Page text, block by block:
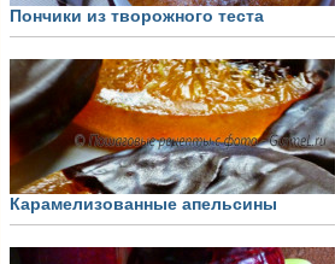
Пончики из творожного теста
Карамелизованные апельсины